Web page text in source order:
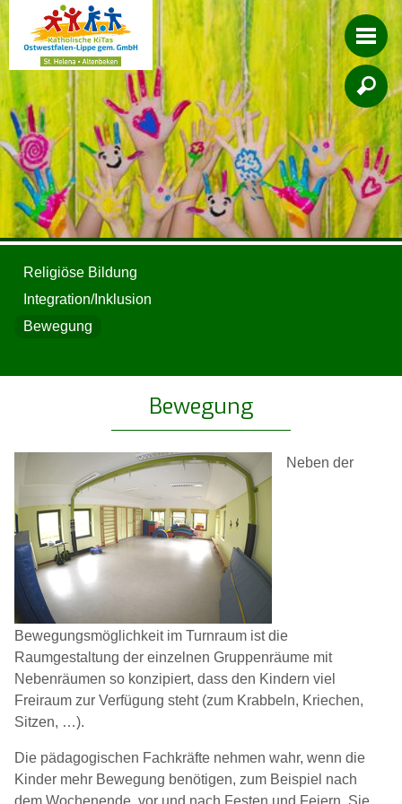

Religiöse Bildung
Integration/Inklusion
Bewegung
Bewegung
Neben der
Bewegungsmöglichkeit im Turnraum ist die
Raumgestaltung der einzelnen Gruppenräume mit
Nebenräumen so konzipiert, dass den Kindern viel
Freiraum zur Verfügung steht (zum Krabbeln, Kriechen,
Sitzen, …).
Die pädagogischen Fachkräfte nehmen wahr, wenn die
Kinder mehr Bewegung benötigen, zum Beispiel nach